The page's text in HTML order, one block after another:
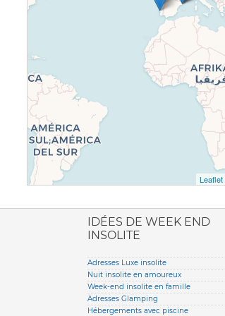
Leaflet
italiana
IDÉES DE WEEK END
INSOLITE
Adresses Luxe insolite
Nuit insolite en amoureux
Week-end insolite en famille
Adresses Glamping
Hébergements avec piscine